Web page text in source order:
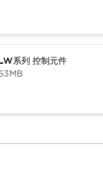
系列 控制元件